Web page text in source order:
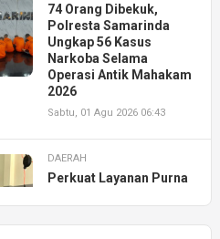
74 Orang Dibekuk,
Polresta Samarinda
Ungkap 56 Kasus
Narkoba Selama
Operasi Antik Mahakam
2026
Sabtu, 01 Agu 2026 06:43
DAERAH
Perkuat Layanan Purna
Resmikan AHASS